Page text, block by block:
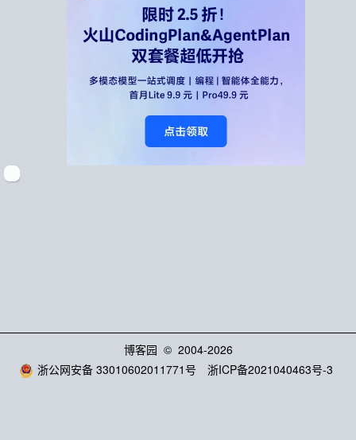
博客园 © 2004-2026
浙公网安备 33010602011771号
浙ICP备2021040463号-3